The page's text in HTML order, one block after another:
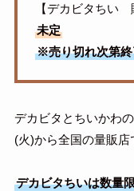
【デカビタちい
未定
※売り切れ次第
デカビタとちいかわ
(火)から全国の量販店
デカビタちいは数量